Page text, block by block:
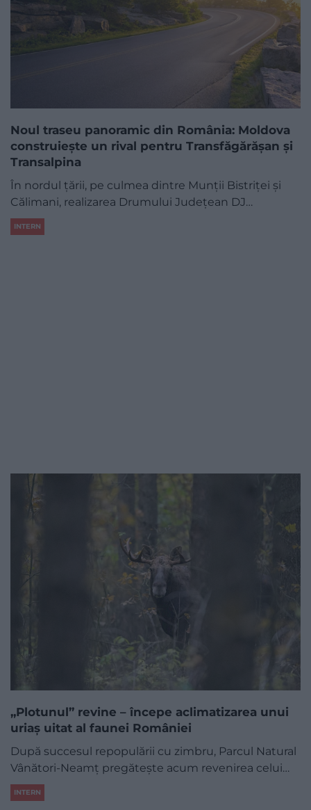
Noul traseu panoramic din România: Moldova
construiește un rival pentru Transfăgărășan și
Transalpina
În nordul țării, pe culmea dintre Munții Bistriței și
Călimani, realizarea Drumului Județean DJ…
INTERN
„Plotunul” revine – începe aclimatizarea unui
uriaș uitat al faunei României
După succesul repopulării cu zimbru, Parcul Natural
Vânători-Neamț pregătește acum revenirea celui…
INTERN